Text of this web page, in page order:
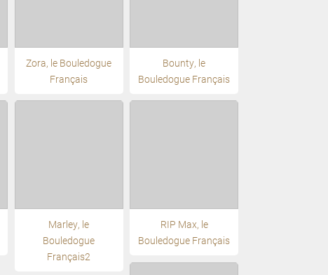
Zora, le Bouledogue
Français
Bounty, le
Bouledogue Français
Marley, le
Bouledogue
Français2
RIP Max, le
Bouledogue Français